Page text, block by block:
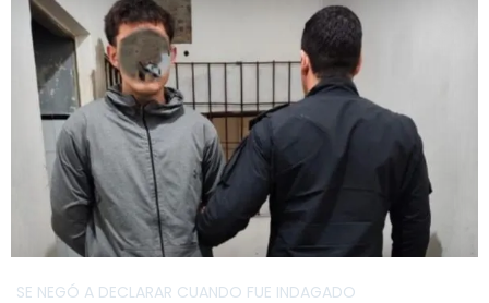
SE NEGÓ A DECLARAR CUANDO FUE INDAGADO